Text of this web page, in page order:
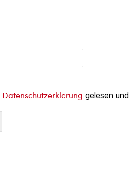
Datenschutzerklärung gelesen